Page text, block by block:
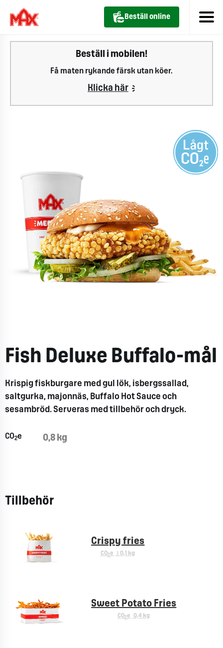
Beställ online
Beställ i mobilen!
Få maten rykande färsk utan köer.
Klicka här
Fish Deluxe Buffalo-mål
Krispig fiskburgare med gul lök, isbergssallad,
saltgurka, majonnäs, Buffalo Hot Sauce och
sesambröd. Serveras med tillbehör och dryck.
CO2e 0,8 kg
Tillbehör
Crispy fries
CO2e < 0,1 kg
Sweet Potato Fries
CO2e 0,4 kg